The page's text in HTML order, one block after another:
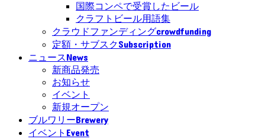
国際コンペで受賞したビール
クラフトビール用語集
クラウドファンディングcrowdfunding
定額・サブスクSubscription
ニュースNews
新商品発売
お知らせ
イベント
新規オープン
ブルワリーBrewery
イベント Event